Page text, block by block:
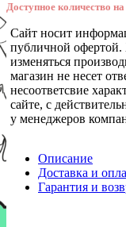
Доступное количество
Сайт носит
публичной офертой.
изменяться
магазин не несет
несоответсвие
сайте, с
у менеджеров
Описание
Доставка и
Гарантия и